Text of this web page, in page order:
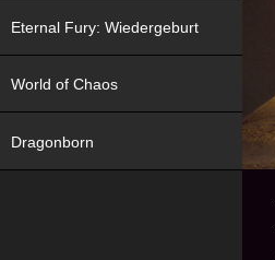
Eternal Fury: Wiedergeburt
World of Chaos
Dragonborn